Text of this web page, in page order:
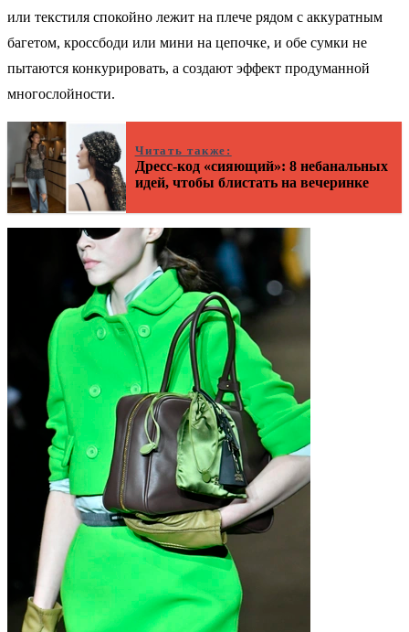
или текстиля спокойно лежит на плече рядом с аккуратным
багетом, кроссбоди или мини на цепочке, и обе сумки не
пытаются конкурировать, а создают эффект продуманной
многослойности.
Читать также:
Дресс-код «сияющий»: 8 небанальных
идей, чтобы блистать на вечеринке